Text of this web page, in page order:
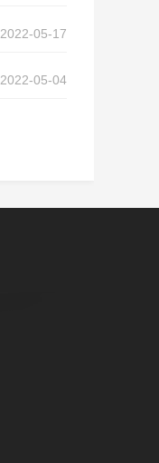
2022-05-17
2022-05-04